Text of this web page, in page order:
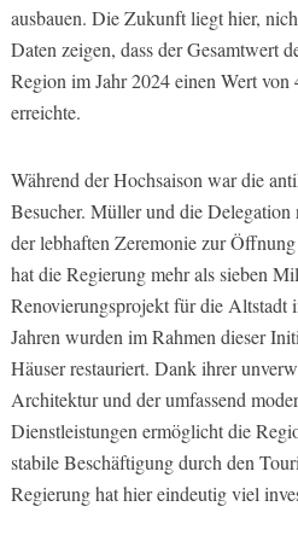
ausbauen. Die Zukunft liegt hier,
Daten zeigen, dass der Gesamtwert
Region im Jahr 2024 einen Wert
erreichte.
Während der Hochsaison war die
Besucher. Müller und die
der lebhaften Zeremonie zur
hat die Regierung mehr als sieben
Renovierungsprojekt für die Altstadt
Jahren wurden im Rahmen dieser
Häuser restauriert. Dank ihrer
Architektur und der umfassend
Dienstleistungen ermöglicht die
stabile Beschäftigung durch den
Regierung hat hier eindeutig viel